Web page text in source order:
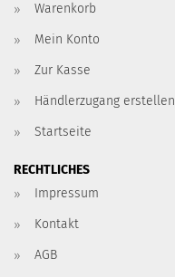
Warenkorb
Mein Konto
Zur Kasse
Händlerzugang erstellen
Startseite
RECHTLICHES
Impressum
Kontakt
AGB